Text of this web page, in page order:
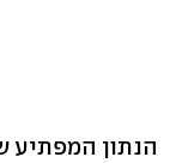
הנתון המפתיע